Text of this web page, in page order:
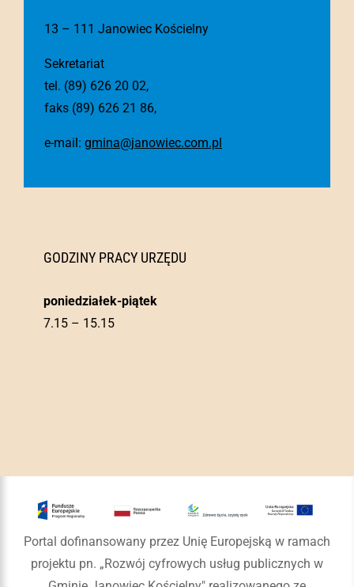
13 – 111 Janowiec Kościelny
Sekretariat
tel. (89) 626 20 02,
faks (89) 626 21 86,
e-mail: gmina@janowiec.com.pl
GODZINY PRACY URZĘDU
poniedziałek-piątek
7.15 – 15.15
Portal dofinansowany przez Unię Europejską w ramach
projektu pn. „Rozwój cyfrowych usług publicznych w